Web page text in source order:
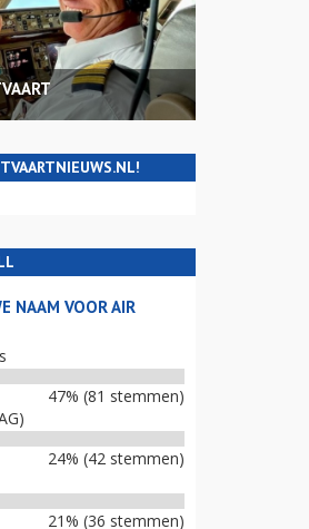
NAAM VOOR AIR
47% (81 stemmen)
24% (42 stemmen)
21% (36 stemmen)